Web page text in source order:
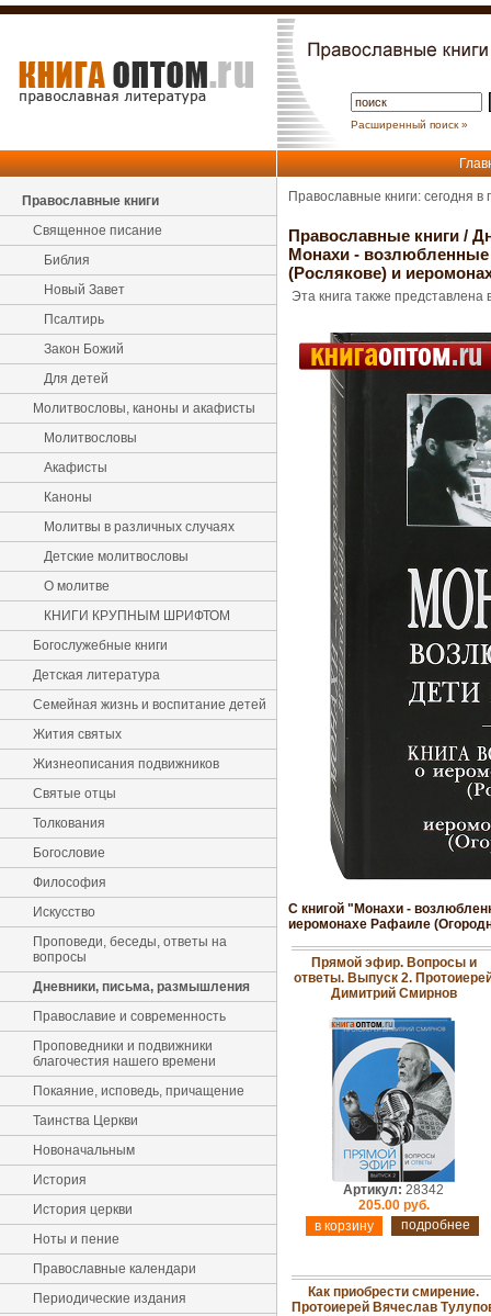
Расширенный поиск »
Православные книги
Священное писание
Библия
Новый Завет
Псалтирь
Закон Божий
Для детей
Молитвословы, каноны и акафисты
Молитвословы
Акафисты
Каноны
Молитвы в различных случаях
Детские молитвословы
О молитве
КНИГИ КРУПНЫМ ШРИФТОМ
Богослужебные книги
Детская литература
Семейная жизнь и воспитание детей
Жития святых
Жизнеописания подвижников
Святые отцы
Толкования
Богословие
Философия
Искусство
Проповеди, беседы, ответы на
вопросы
Дневники, письма, размышления
Православие и современность
Проповедники и подвижники
благочестия нашего времени
Покаяние, исповедь, причащение
Таинства Церкви
Новоначальным
История
История церкви
Ноты и пение
Православные календари
Периодические издания
Православные книги: сегодня
Православные книги /
Монахи - возлюбленные
(Рослякове) и
Эта книга также представлена
С книгой "Монахи -
иеромонахе Рафаиле
Прямой эфир. Вопросы и
ответы. Выпуск 2.
Димитрий Смирнов
Артикул: 28342
205.00 руб.
подробнее
Как приобрести смирение.
Протоиерей Вячеслав